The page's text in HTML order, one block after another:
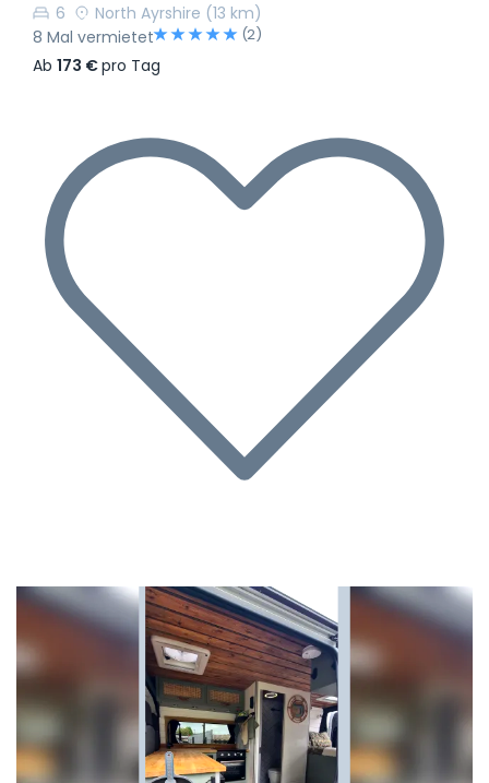
6 North Ayrshire (13 km)
8 Mal vermietet
(2)
Ab 173 €pro Tag